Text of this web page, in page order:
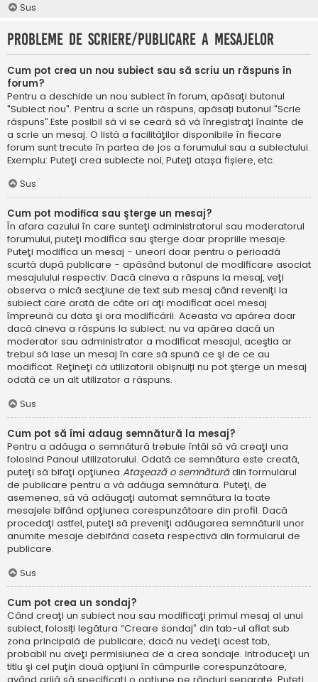
Sus
Probleme de scriere/publicare a mesajelor
Cum pot crea un nou subiect sau să scriu un răspuns în
forum?
Pentru a deschide un nou subiect în forum, apăsaţi butonul
"Subiect nou". Pentru a scrie un răspuns, apăsați butonul "Scrie
răspuns".Este posibil să vi se ceară să vă înregistraţi înainte de
a scrie un mesaj. O listă a facilităţilor disponibile în fiecare
forum sunt trecute în partea de jos a forumului sau a subiectului.
Exemplu: Puteţi crea subiecte noi, Puteți atașa fișiere, etc.
Sus
Cum pot modifica sau şterge un mesaj?
În afara cazului în care sunteţi administratorul sau moderatorul
forumului, puteţi modifica sau şterge doar propriile mesaje.
Puteţi modifica un mesaj - uneori doar pentru o perioadă
scurtă după publicare - apăsând butonul de modificare asociat
mesajulului respectiv. Dacă cineva a răspuns la mesaj, veţi
observa o mică secţiune de text sub mesaj când reveniţi la
subiect care arată de câte ori aţi modificat acel mesaj
împreună cu data şi ora modificării. Aceasta va apărea doar
dacă cineva a răspuns la subiect; nu va apărea dacă un
moderator sau administrator a modificat mesajul, aceştia ar
trebui să lase un mesaj în care să spună ce şi de ce au
modificat. Reţineţi că utilizatorii obișnuiți nu pot şterge un mesaj
odată ce un alt utilizator a răspuns.
Sus
Cum pot să îmi adaug semnătură la mesaj?
Pentru a adăuga o semnătură trebuie întâi să vă creaţi una
folosind Panoul utilizatorului. Odată ce semnătura este creată,
puteţi să bifaţi opţiunea Ataşează o semnăturădin formularul
de publicare pentru a vă adăuga semnătura. Puteţi, de
asemenea, să vă adăugaţi automat semnătura la toate
mesajele bifând opţiunea corespunzătoare din profil. Dacă
procedaţi astfel, puteţi să preveniţi adăugarea semnăturii unor
anumite mesaje debifând caseta respectivă din formularul de
publicare.
Sus
Cum pot crea un sondaj?
Când creaţi un subiect nou sau modificaţi primul mesaj al unui
subiect, folosiți legătura “Creare sondaj” din tab-ul aflat sub
zona principală de publicare; dacă nu vedeţi acest tab,
probabil nu aveţi permisiunea de a crea sondaje. Introduceţi un
titlu şi cel puţin două opţiuni în câmpurile corespunzătoare,